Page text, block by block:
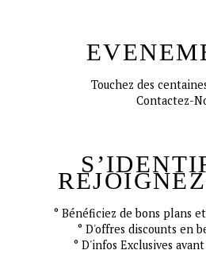
Touchez des
Contactez-
° Bénéficiez de bons plans
° D'offres discounts en
° D'infos Exclusives